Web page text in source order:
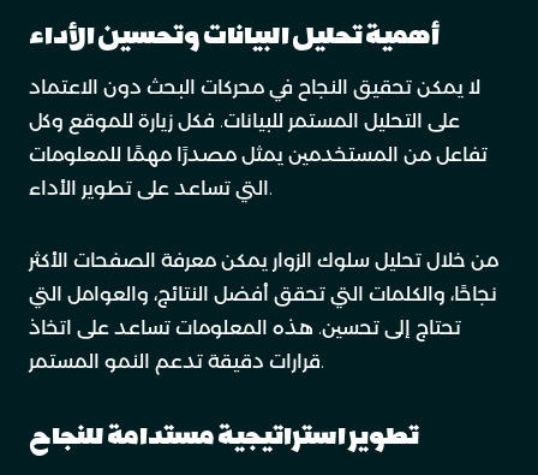
أهمية تحليل البيانات وتحسين الأداء
لا يمكن تحقيق النجاح في محركات البحث دون الاعتماد
على التحليل المستمر للبيانات. فكل زيارة للموقع وكل
تفاعل من المستخدمين يمثل مصدرًا مهمًا للمعلومات
التي تساعد على تطوير الأداء.
من خلال تحليل سلوك الزوار يمكن معرفة الصفحات الأكثر
نجاحًا، والكلمات التي تحقق أفضل النتائج، والعوامل التي
تحتاج إلى تحسين. هذه المعلومات تساعد على اتخاذ
قرارات دقيقة تدعم النمو المستمر.
تطوير استراتيجية مستدامة للنجاح